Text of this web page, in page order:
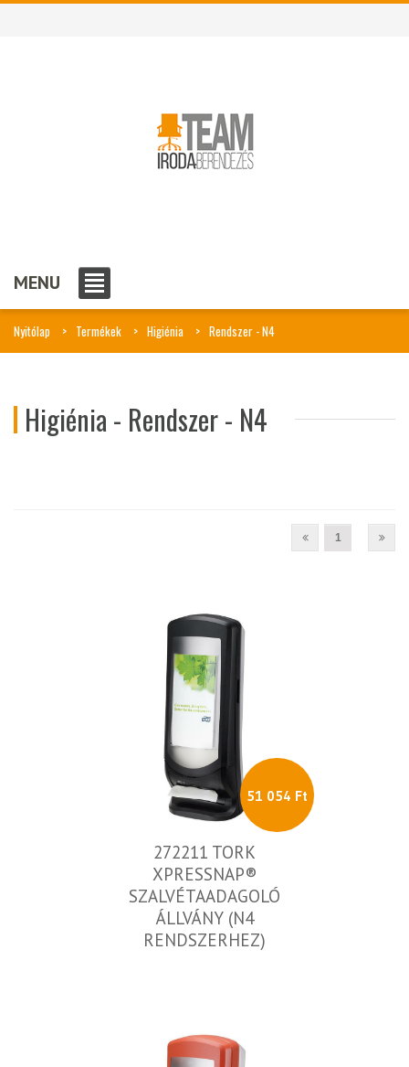
MENU
Nyitólap Termékek Higiénia Rendszer - N4
Higiénia - Rendszer - N4
1
51 054 Ft
272211 TORK
XPRESSNAP®
SZALVÉTAADAGOLÓ
ÁLLVÁNY (N4
RENDSZERHEZ)